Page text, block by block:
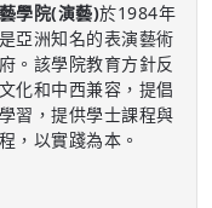
學院(演藝)於1984年
亞洲知名的表演藝術
。該學院教育方針反
化和中西兼容，提倡
習，提供學士課程與
，以實踐為本。